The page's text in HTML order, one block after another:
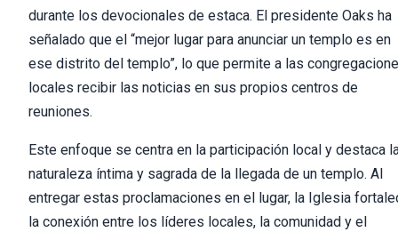
durante los devocionales de estaca. El presidente Oaks ha
señalado que el “mejor lugar para anunciar un templo es en
ese distrito del templo”, lo que permite a las
locales recibir las noticias en sus propios centros de
reuniones.
Este enfoque se centra en la participación local y destaca
naturaleza íntima y sagrada de la llegada de un templo. Al
entregar estas proclamaciones en el lugar, la Iglesia
la conexión entre los líderes locales, la comunidad y el